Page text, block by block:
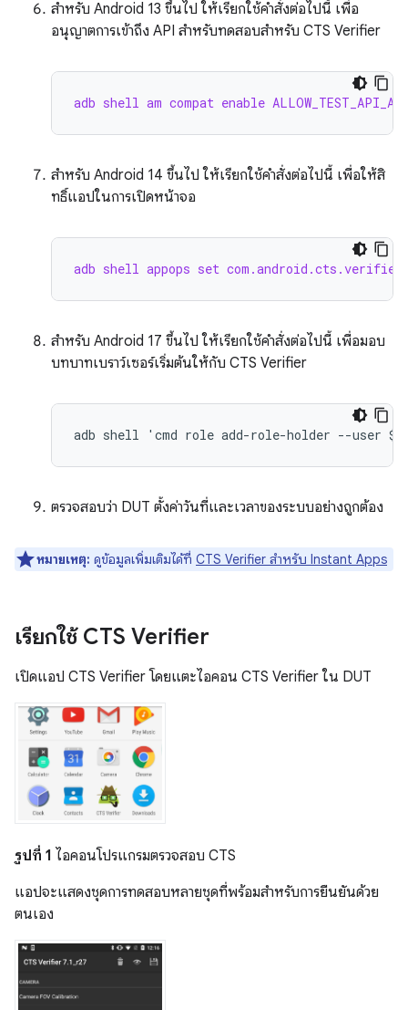
สำหรับ Android 13 ขึ้นไป ให้เรียกใช้คำสั่งต่อไปนี้ เพื่อ
อนุญาตการเข้าถึง API สำหรับทดสอบสำหรับ CTS Verifier
adb shell am compat enable
สำหรับ Android 14 ขึ้นไป ให้เรียกใช้คำสั่งต่อไปนี้ เพื่อให้สิ
ทธิ์แอปในการเปิดหน้าจอ
adb shell appops set com.android.cts.verifier
สำหรับ Android 17 ขึ้นไป ให้เรียกใช้คำสั่งต่อไปนี้ เพื่อมอบ
บทบาทเบราว์เซอร์เริ่มต้นให้กับ CTS Verifier
ตรวจสอบว่า DUT ตั้งค่าวันที่และเวลาของระบบอย่างถูกต้อง
หมายเหตุ: ดูข้อมูลเพิ่มเติมได้ที่ CTS Verifier สำหรับ Instant Apps
เรียกใช้ CTS Verifier
เปิดแอป CTS Verifier โดยแตะไอคอน CTS Verifier ใน DUT
รูปที่ 1 ไอคอนโปรแกรมตรวจสอบ CTS
แอปจะแสดงชุดการทดสอบหลายชุดที่พร้อมสำหรับการยืนยันด้วย
ตนเอง